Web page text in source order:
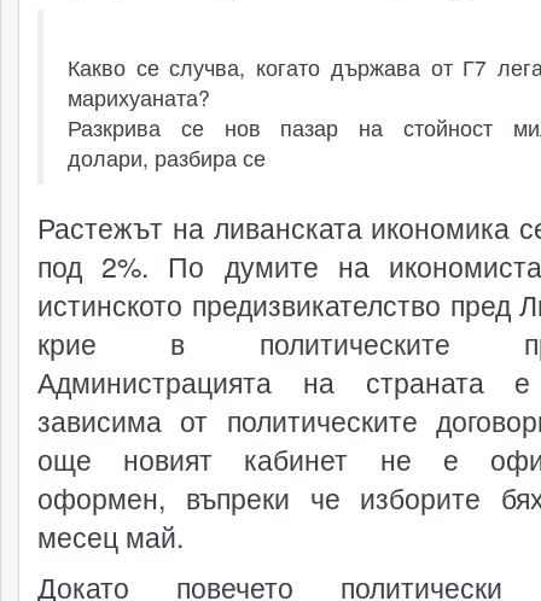
Какво се случва, когато държава от Г7
марихуаната?
Разкрива се нов пазар на стойност
долари, разбира се
Растежът на ливанската икономика
под 2%. По думите на
истинското предизвикателство пред
крие в политическите
Администрацията на страната
зависима от политическите
още новият кабинет не е
оформен, въпреки че изборите
месец май.
Докато повечето политически